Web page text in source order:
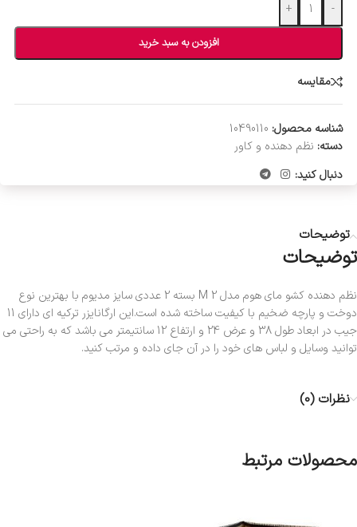
-
+
افزودن به سبد خرید
مقایسه
شناسه محصول: 10490110
دسته: نظم دهنده و کاور
دنبال کنید:
توضیحات
توضیحات
نظم دهنده کشو مای هوم مدل M 2 بسته 2 عددی سایز مدیوم با بهترین نوع
دوخت و پارچه ضخیم با کیفیت ساخته شده است.این ارگانایزر ترکیه ای دارای 11
جیب در ابعاد طول 38 و عرض 24 و ارتفاع 12 سانتیمتر می باشد که به راحتی می
توانید وسایل و لباس های خود را در آن جای داده و مرتب کنید.
نظرات (0)
محصولات مرتبط